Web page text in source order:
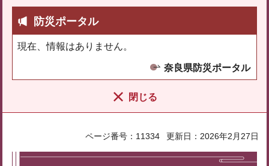
防災ポータル
現在、情報はありません。
奈良県防災ポータル
閉じる
ページ番号：11334 更新日：2026年2月27日